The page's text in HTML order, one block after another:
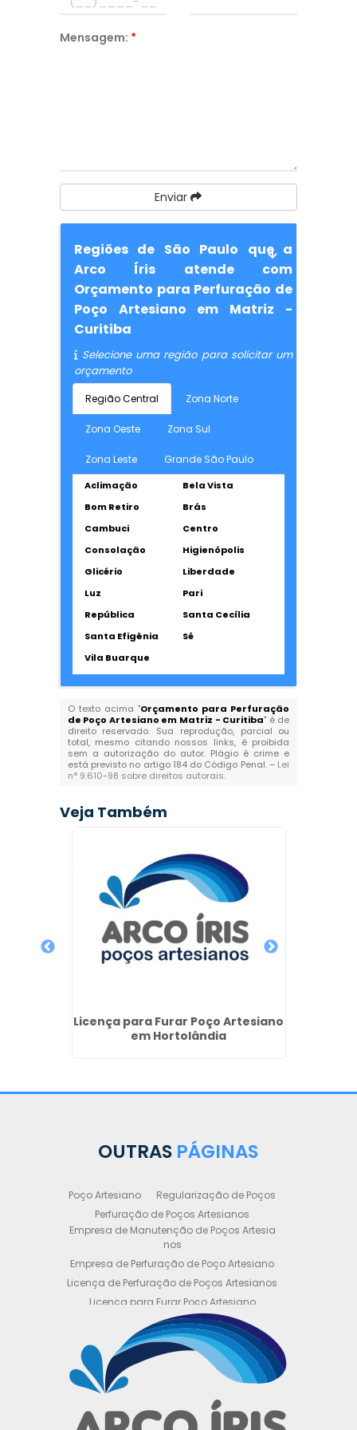
Mensagem: *
Enviar
Regiões de São Paulo que a
Arco Íris atende com
Orçamento para Perfuração de
Poço Artesiano em Matriz -
Curitiba
Selecione uma região para solicitar um
orçamento
Região Central Zona Norte
Zona Oeste Zona Sul
Zona Leste Grande São Paulo
Aclimação
Bela Vista
Bom Retiro
Brás
Cambuci
Centro
Consolação
Higienópolis
Glicério
Liberdade
Luz
Pari
República
Santa Cecília
Santa Efigênia
Sé
Vila Buarque
O texto acima "Orçamento para Perfuração
de Poço Artesiano em Matriz - Curitiba" é de
direito reservado. Sua reprodução, parcial ou
total, mesmo citando nossos links, é proibida
sem a autorização do autor. Plágio é crime e
está previsto no artigo 184 do Código Penal. – Lei
n° 9.610-98 sobre direitos autorais.
Veja Também
Licença para Furar Poço Artesiano
em Hortolândia
OUTRAS PÁGINAS
Poço Artesiano
Regularização de Poços
Perfuração de Poços Artesianos
Empresa de Manutenção de Poços Artesia
nos
Empresa de Perfuração de Poço Artesiano
Licença de Perfuração de Poços Artesianos
Licença para Furar Poço Artesiano
Licença para Perfuração de Poço Artesiano
Licença para Poço Semi Artesiano
Manutenção de Poço Semi Artesiano
Manutenção Preventiva de Poços Artesiano
Obtenha sua Licença de Perfuração de Poç
o Artesiano